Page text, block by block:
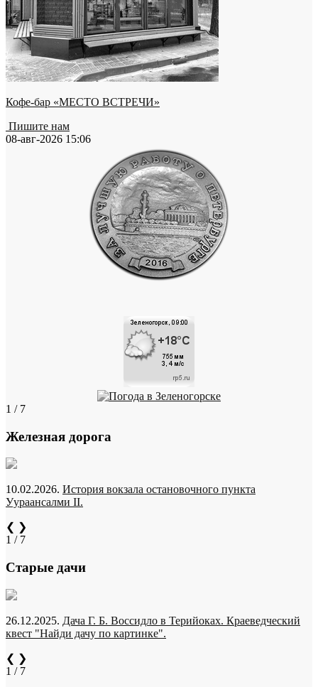
Кофе-бар «МЕСТО ВСТРЕЧИ»
Пишите нам
08-авг-2026 15:06
1 / 7
Железная дорога
10.02.2026. История вокзала остановочного пункта
Уураансалми II.
❮ ❯
1 / 7
Старые дачи
26.12.2025. Дача Г. Б. Воссидло в Терийоках. Краеведческий
квест "Найди дачу по картинке".
❮ ❯
1 / 7